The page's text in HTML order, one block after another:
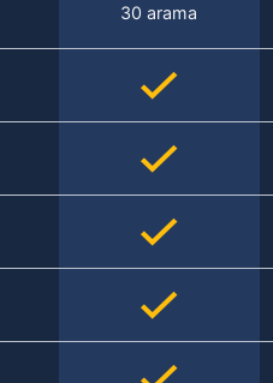
30 arama